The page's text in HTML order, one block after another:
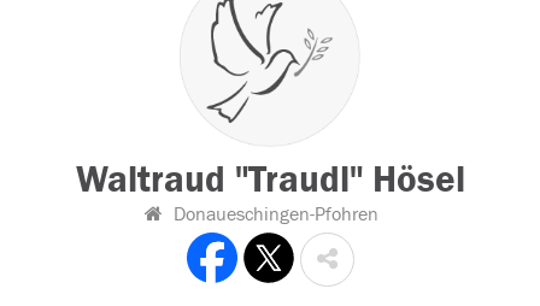
Waltraud "Traudl" Hösel
Donaueschingen-Pfohren